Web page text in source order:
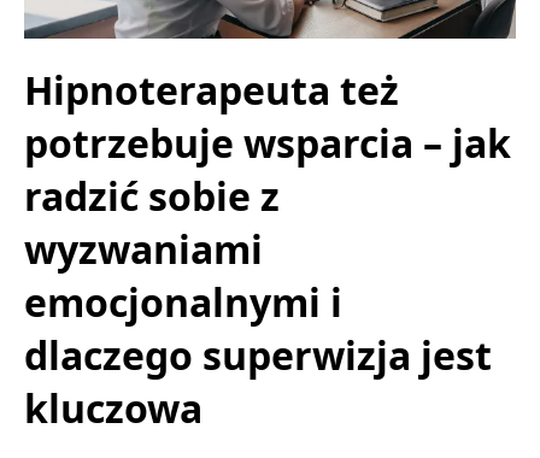
Hipnoterapeuta też
potrzebuje wsparcia – jak
radzić sobie z
wyzwaniami
emocjonalnymi i
dlaczego superwizja jest
kluczowa